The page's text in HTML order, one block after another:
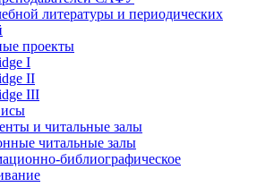
литературы и периодических
проекты
I
II
III
и читальные залы
читальные залы
библиографическое